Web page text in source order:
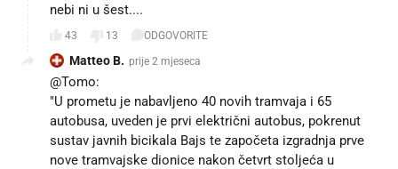
nebi ni u šest....
43 13 ODGOVORITE
Matteo B. prije 2 mjeseca
@Tomo:
"U prometu je nabavljeno 40 novih tramvaja i 65
autobusa, uveden je prvi električni autobus, pokrenut
sustav javnih bicikala Bajs te započeta izgradnja prve
nove tramvajske dionice nakon četvrt stoljeća u